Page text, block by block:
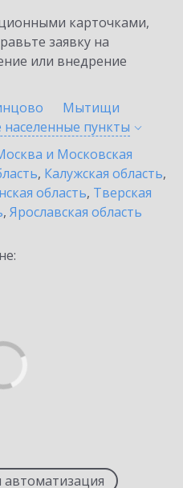
карточками,
заявку на
или внедрение
Мытищи
населенные пункты
и Московская
, Калужская область,
область, Тверская
, Ярославская область
автоматизация